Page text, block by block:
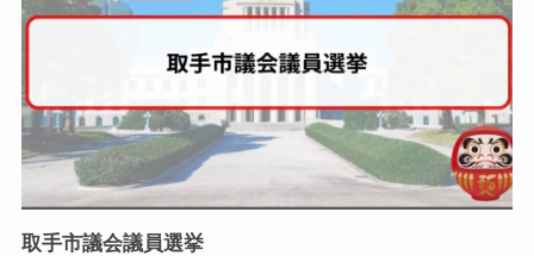
取手市議会議員選挙